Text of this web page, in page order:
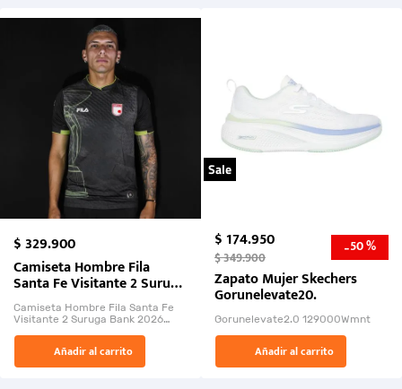
$329.900
Camiseta Hombre Fila
Santa Fe Visitante 2 Suruga
Bank 2026
Camiseta Hombre Fila Santa Fe
Visitante 2 Suruga Bank 2026
El Rugido del Sol Naciente:
“Primeros para la Et...
Añadir al carrito
Sale
$174.950
$349.900 -50 %
Zapato Mujer Skechers
Gorunelevate20.
Gorunelevate2.0 129000Wmnt
Añadir al carrito